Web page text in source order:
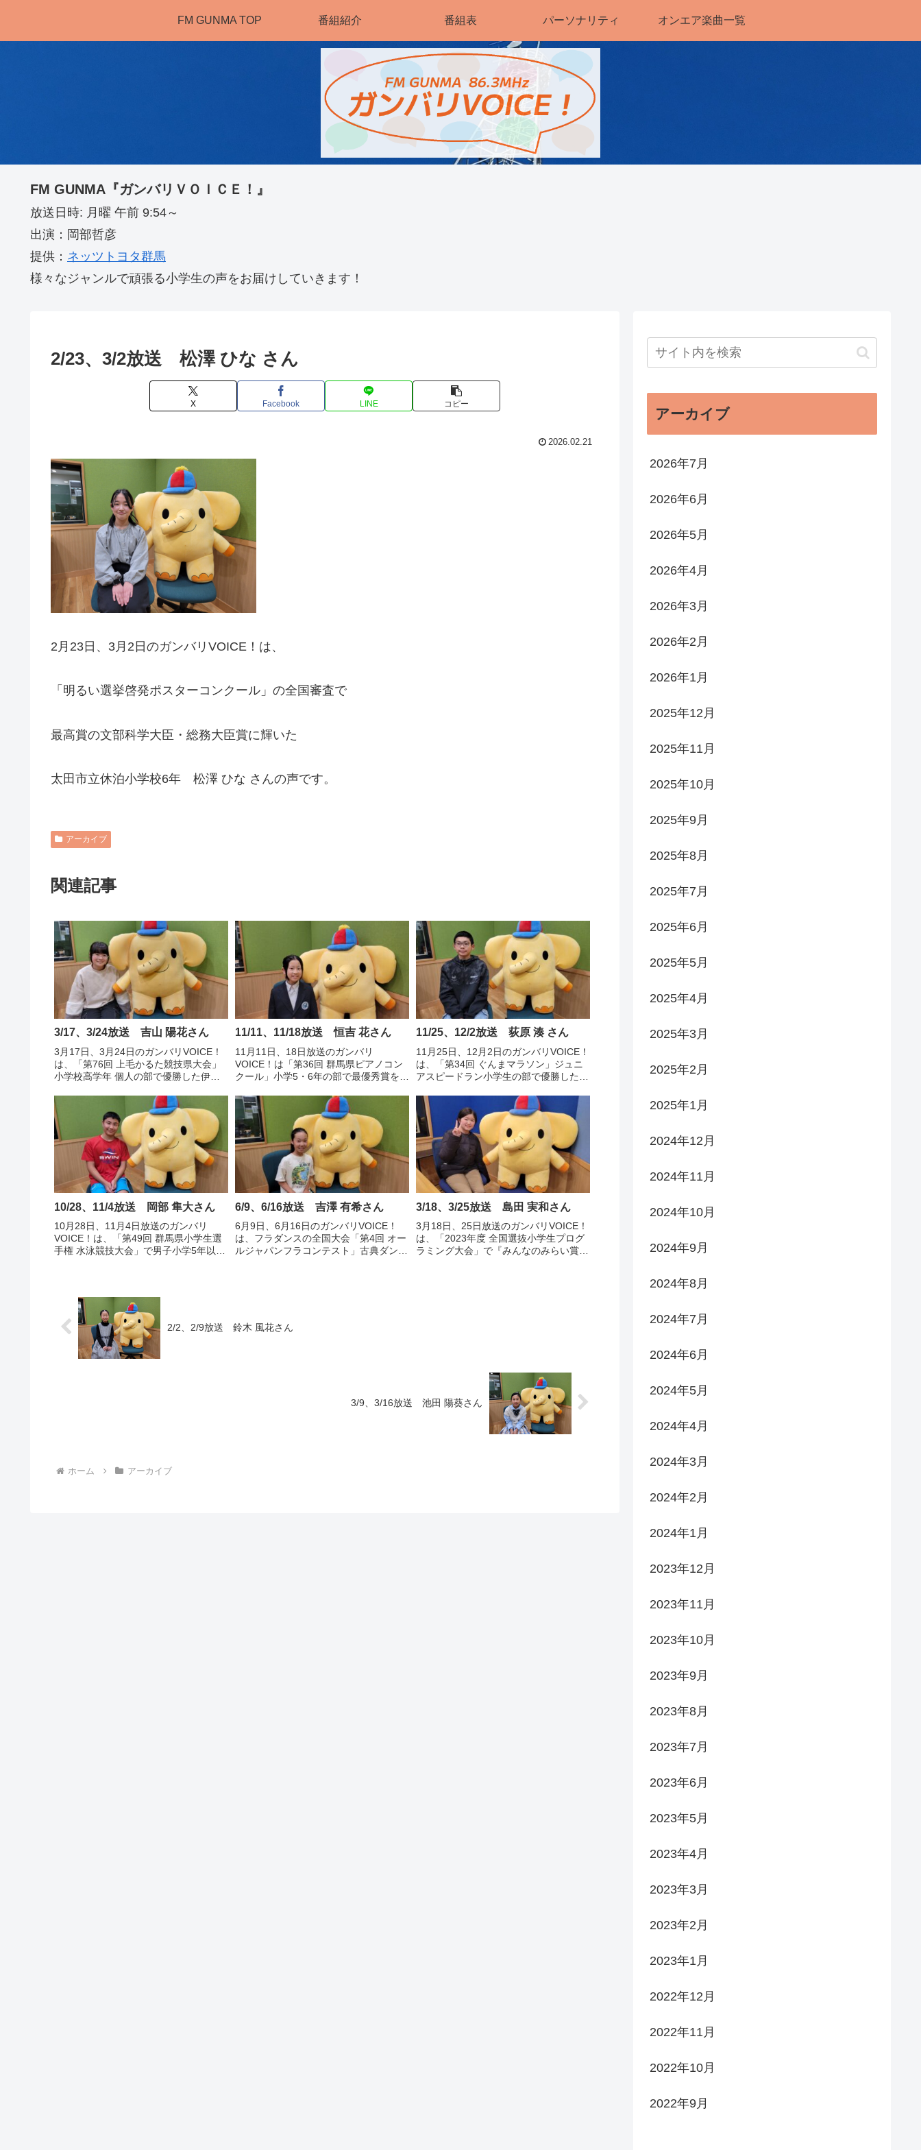
FM GUNMA TOP 番組紹介 番組表 パーソナリティ オンエア楽曲一覧
FM GUNMA『ガンバリＶＯＩＣＥ！』
放送日時: 月曜 午前 9:54～
出演：岡部哲彦
提供： ネッツトヨタ群馬
様々なジャンルで頑張る小学生の声をお届けしていきます！
2/23、3/2放送 松澤 ひな さん
X Facebook LINE コピー
2026.02.21
2月23日、3月2日のガンバリVOICE！は、
「明るい選挙啓発ポスターコンクール」の全国審査で
最高賞の文部科学大臣・総務大臣賞に輝いた
太田市立休泊小学校6年 松澤 ひな さんの声です。
アーカイブ
関連記事
3/17、3/24放送 吉山 陽花さん
3月17日、3月24日のガンバリVOICE！
は、「第76回 上毛かるた競技県大会」
小学校高学年 個人の部で優勝した伊勢
んの声です。
11/11、11/18放送 恒吉 花さん
11月11日、18日放送のガンバリ
VOICE！は「第36回 群馬県ピアノコン
クール」小学5・6年の部で最優秀賞を受
人に贈られる 大賞を受賞したぐんま国
際アカデミー初等部5年 恒吉 花さんの
声です。
11/25、12/2放送 荻原 湊 さん
11月25日、12月2日のガンバリVOICE！
は、「第34回 ぐんまマラソン」ジュニ
アスピードラン小学生の部で優勝した伊
声です。
10/28、11/4放送 岡部 隼大さん
10月28日、11月4日放送のガンバリ
VOICE！は、「第49回 群馬県小学生選
手権 水泳競技大会」で男子小学5年以上
6/9、6/16放送 吉澤 有希さん
6月9日、6月16日のガンバリVOICE！
は、フラダンスの全国大会「第4回 オー
ルジャパンフラコンテスト」古典ダンス
3/18、3/25放送 島田 実和さん
3月18日、25日放送のガンバリVOICE！
は、「2023年度 全国選抜小学生プログ
ラミング大会」で『みんなのみらい賞』
2/2、2/9放送 鈴木 風花さん
3/9、3/16放送 池田 陽葵さん
ホーム アーカイブ
アーカイブ
2026年7月
2026年6月
2026年5月
2026年4月
2026年3月
2026年2月
2026年1月
2025年12月
2025年11月
2025年10月
2025年9月
2025年8月
2025年7月
2025年6月
2025年5月
2025年4月
2025年3月
2025年2月
2025年1月
2024年12月
2024年11月
2024年10月
2024年9月
2024年8月
2024年7月
2024年6月
2024年5月
2024年4月
2024年3月
2024年2月
2024年1月
2023年12月
2023年11月
2023年10月
2023年9月
2023年8月
2023年7月
2023年6月
2023年5月
2023年4月
2023年3月
2023年2月
2023年1月
2022年12月
2022年11月
2022年10月
2022年9月